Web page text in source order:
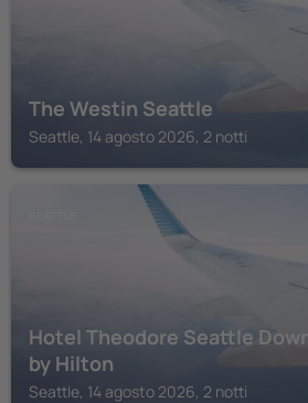
The Westin Seattle
Seattle, 14 agosto 2026, 2 notti
Hotel Theodore Seattle
by Hilton
Seattle, 14 agosto 2026, 2 notti